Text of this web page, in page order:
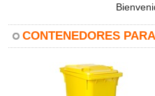
CONTENEDORES